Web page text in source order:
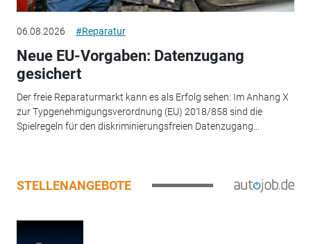
06.08.2026 #Reparatur
Neue EU-Vorgaben: Datenzugang
gesichert
Der freie Reparaturmarkt kann es als Erfolg sehen: Im Anhang X
zur Typgenehmigungsverordnung (EU) 2018/858 sind die
Spielregeln für den diskriminierungsfreien Datenzugang...
STELLENANGEBOTE